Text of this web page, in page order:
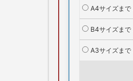
A4サイズまで
B4サイズまで
A3サイズまで